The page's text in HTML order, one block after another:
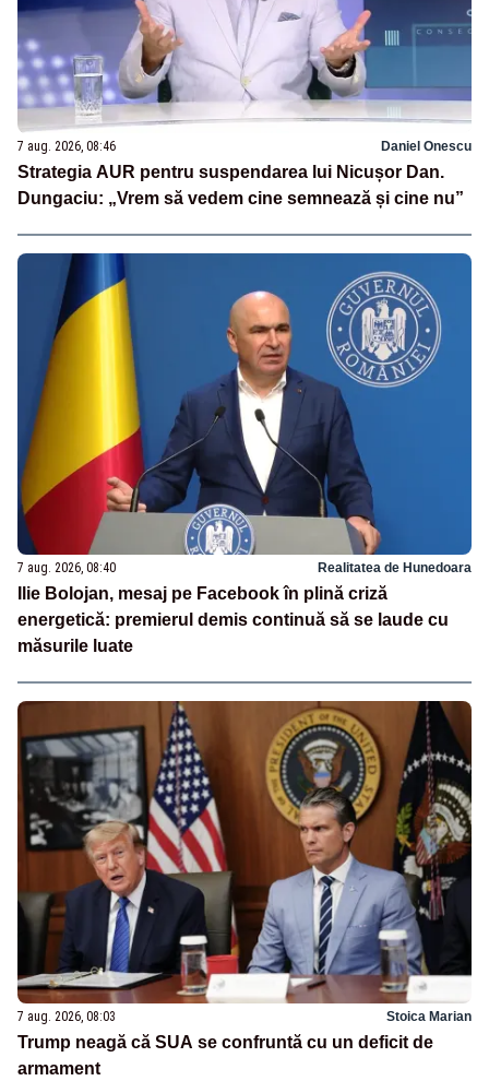
7 aug. 2026, 08:46 Daniel Onescu
Strategia AUR pentru suspendarea lui Nicușor Dan.
Dungaciu: „Vrem să vedem cine semnează și cine nu”
7 aug. 2026, 08:40 Realitatea de Hunedoara
Ilie Bolojan, mesaj pe Facebook în plină criză
energetică: premierul demis continuă să se laude cu
măsurile luate
7 aug. 2026, 08:03 Stoica Marian
Trump neagă că SUA se confruntă cu un deficit de
armament